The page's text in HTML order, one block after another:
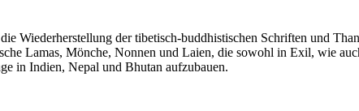
Wiederherstellung der tibetisch-buddhistischen Schriften und
Lamas, Mönche, Nonnen und Laien, die sowohl in Exil, wie
in Indien, Nepal und Bhutan aufzubauen.